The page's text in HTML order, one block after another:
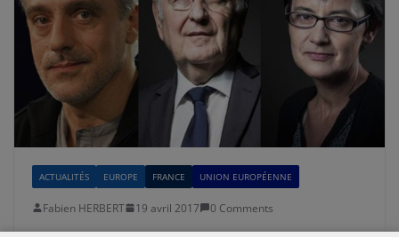
ACTUALITÉS EUROPE FRANCE UNION EUROPÉENNE
Fabien HERBERT 19 avril 2017 0 Comments